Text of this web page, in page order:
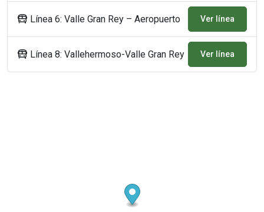
Línea 6: Valle Gran Rey – Aeropuerto Ver línea
Línea 8: Vallehermoso-Valle Gran Rey Ver línea